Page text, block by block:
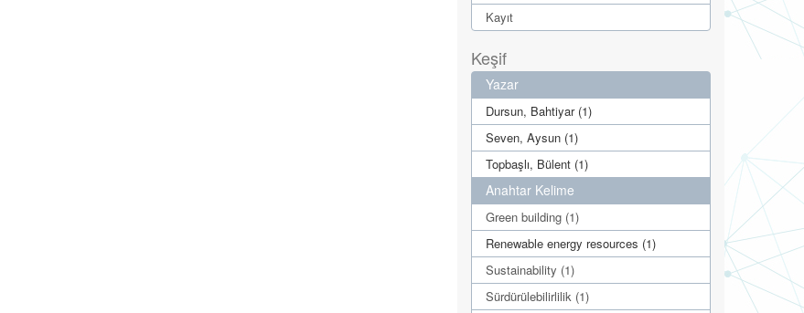
Kayıt
Keşif
Yazar
Dursun, Bahtiyar (1)
Seven, Aysun (1)
Topbaşlı, Bülent (1)
Anahtar Kelime
Green building (1)
Renewable energy resources (1)
Sustainability (1)
Sürdürülebilirlilik (1)